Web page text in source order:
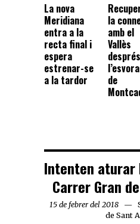
La nova
Meridiana
entra a la
recta final i
espera
estrenar-se
a la tardor
la
amb el
Vallès
de
Intenten
Carrer Gran
15 de febrer del 2018
de Sant